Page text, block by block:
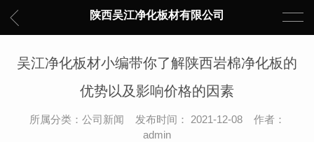
陕西吴江净化板材有限公司
吴江净化板材小编带你了解陕西岩棉净化板的
优势以及影响价格的因素
所属分类：公司新闻 发布时间： 2021-12-08 作者：
admin